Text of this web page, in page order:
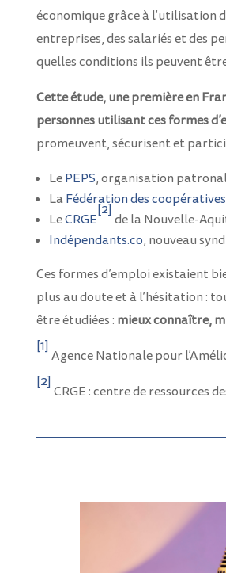
économique grâce à l’utilisation
entreprises, des salariés et des
quelles conditions ils peuvent
Cette étude, une première en
personnes utilisant ces formes
promeuvent, sécurisent et
LePEPS, organisation
LaFédération des
LeCRGE
[2]
de la Nouvelle-
Indépendants.co, nouveau
Ces formes d’emploi existaient
plus au doute et à l’hésitation :
être étudiées : mieux connaître,
[1]
Agence Nationale pour
[2]
CRGE : centre de ressources